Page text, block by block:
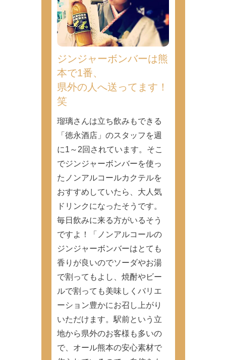
ジンジャーボンバーは熊
本で1番、
県外の人へ送ってます！
笑
瑠璃さんは立ち飲みもできる
「徳永酒店」のスタッフを週
に1～2回されています。そこ
でジンジャーボンバーを使っ
たノンアルコールカクテルを
おすすめしていたら、大人気
ドリンクになったそうです。
毎日飲みに来る方がいるそう
ですよ！「ノンアルコールの
ジンジャーボンバーはとても
香りが良いのでソーダやお湯
で割ってもよし、焼酎やビー
ルで割っても美味しくバリエ
ーション豊かにお召し上がり
いただけます。駅前という立
地から県外のお客様も多いの
で、オール熊本の安心素材で